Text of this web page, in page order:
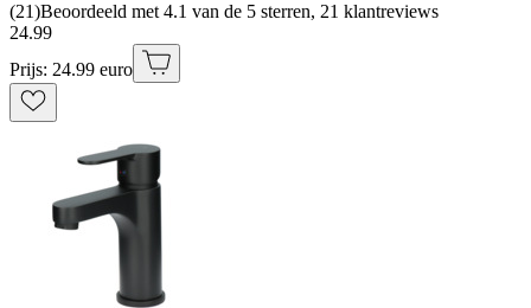
(21)Beoordeeld met 4.1 van de 5 sterren, 21 klantreviews
24.99
Prijs: 24.99 euro